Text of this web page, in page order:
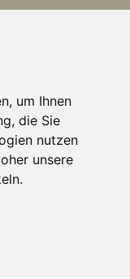
um Ihnen
die Sie
nutzen
unsere
Mail.